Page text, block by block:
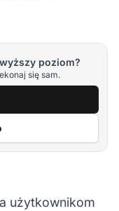
poziom?
się sam.
użytkownikom